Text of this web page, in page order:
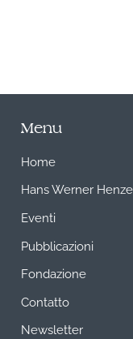
Menu
Home
Hans Werner Henze
Eventi
Pubblicazioni
Fondazione
Contatto
Newsletter